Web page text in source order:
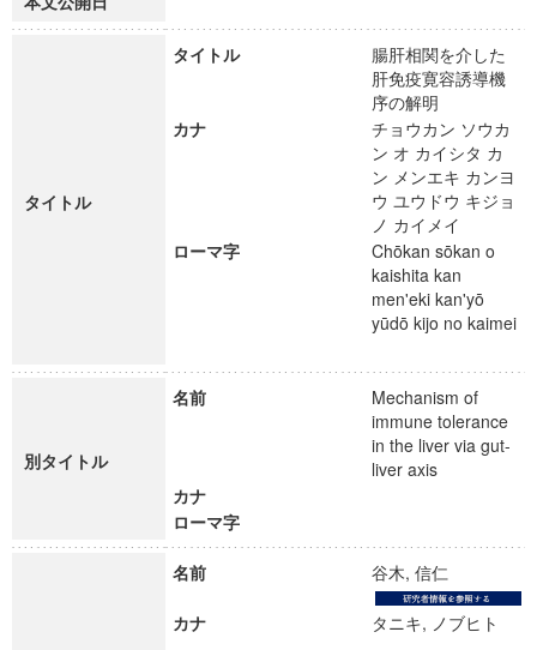
タイトル
タイトル
腸肝相関を介した
肝免疫寛容誘導機
序の解明
カナ
チョウカン ソウカ
ン オ カイシタ カ
ン メンエキ カンヨ
ウ ユウドウ キジョ
ノ カイメイ
ローマ字
Chōkan sōkan o
kaishita kan
men'eki kan'yō
yūdō kijo no kaimei
別タイトル
名前
Mechanism of
immune tolerance
in the liver via gut-
liver axis
カナ
ローマ字
名前 谷木, 信仁
カナ タニキ, ノブヒト